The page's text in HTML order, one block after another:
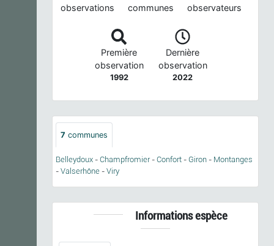
observations communes observateurs
Première
observation
1992
Dernière
observation
2022
7 communes
Belleydoux - Champfromier- Confort - Giron - Montanges
- Valserhône - Viry
Informations espèce